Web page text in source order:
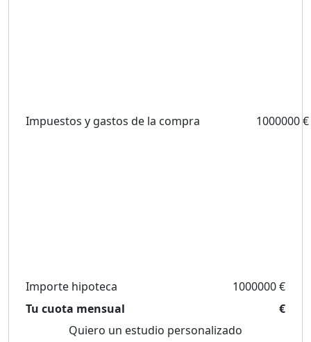
Impuestos y gastos de la compra 1000000 €
Importe hipoteca
1000000 €
Tu cuota mensual
€
Quiero un estudio personalizado